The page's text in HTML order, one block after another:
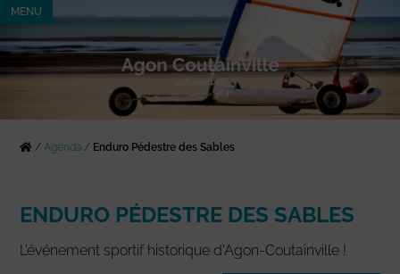
MENU
/Agenda / Enduro Pédestre des Sables
ENDURO PÉDESTRE DES SABLES
L’événement sportif historique d'Agon-Coutainville !